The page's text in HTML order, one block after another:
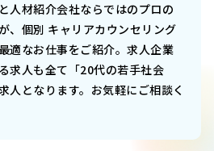
人材紹介会社ならではのプロの
、個別 キャリアカウンセリング
適なお仕事をご紹介。求人企業
求人も全て「20代の若手社会
人となります。お気軽にご相談く